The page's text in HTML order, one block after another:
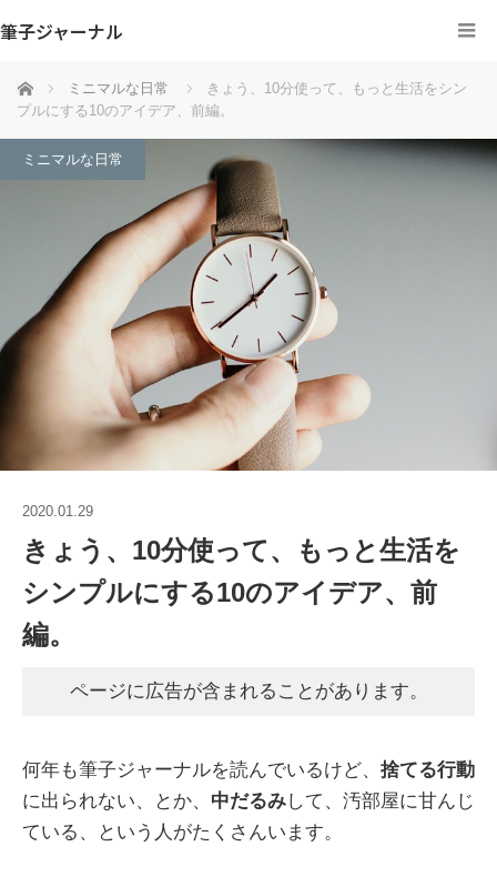
筆子ジャーナル
ホーム ミニマルな日常
きょう、10分使って、もっと生活をシン
プルにする10のアイデア、前編。
ミニマルな日常
2020.01.29
きょう、10分使って、もっと生活を
シンプルにする10のアイデア、前
編。
ページに広告が含まれることがあります。
何年も筆子ジャーナルを読んでいるけど、 捨てる行動
に出られない、とか、 中だるみして、汚部屋に甘んじ
ている、という人がたくさんいます。